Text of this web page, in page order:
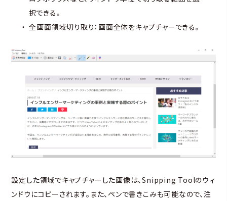
択できる。
全画面領域切り取り：画面全体をキャプチャーできる。
設定した領域でキャプチャーした画像は、Snipping Toolのウィ
ンドウにコピーされます。また、ペンで書きこみも可能なので、注